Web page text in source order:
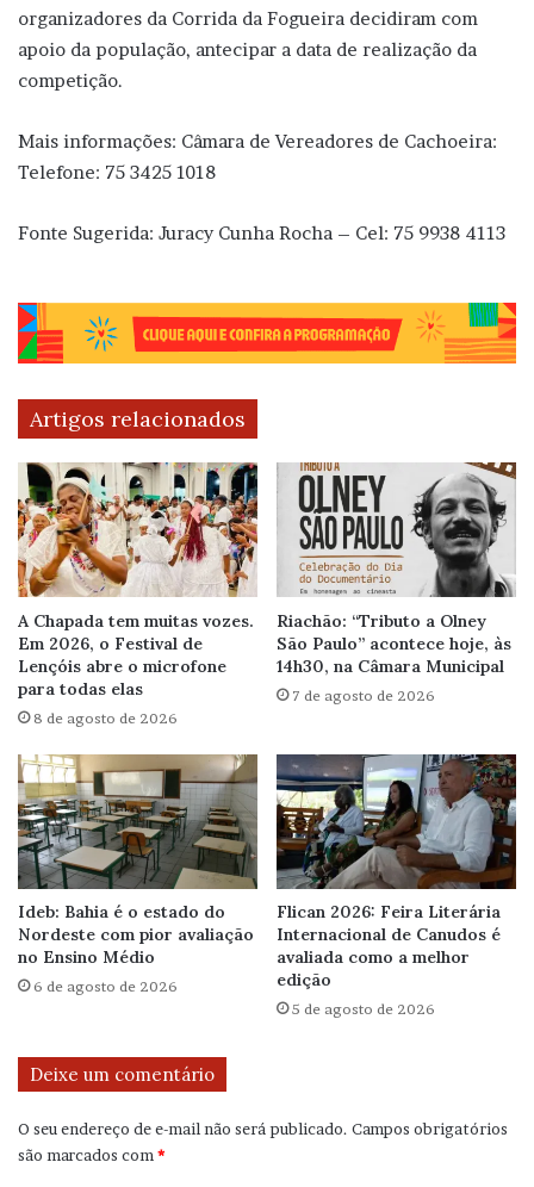
organizadores da Corrida da Fogueira decidiram com
apoio da população, antecipar a data de realização da
competição.
Mais informações: Câmara de Vereadores de Cachoeira:
Telefone: 75 3425 1018
Fonte Sugerida: Juracy Cunha Rocha – Cel: 75 9938 4113
Artigos relacionados
A Chapada tem muitas vozes.
Em 2026, o Festival de
Lençóis abre o microfone
para todas elas
8 de agosto de 2026
Riachão: “Tributo a Olney
São Paulo” acontece hoje, às
14h30, na Câmara Municipal
7 de agosto de 2026
Ideb: Bahia é o estado do
Nordeste com pior avaliação
no Ensino Médio
6 de agosto de 2026
Flican 2026: Feira Literária
Internacional de Canudos é
avaliada como a melhor
edição
5 de agosto de 2026
Deixe um comentário
O seu endereço de e-mail não será publicado. Campos obrigatórios
são marcados com*